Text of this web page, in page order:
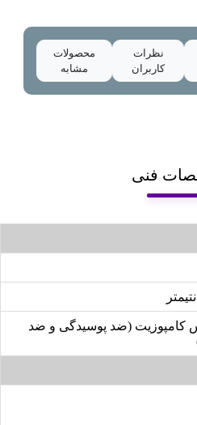
نظرات
کاربران
محصولات
مشابه
فنی
کامپوزیت (ضد پوسیدگی و ضد